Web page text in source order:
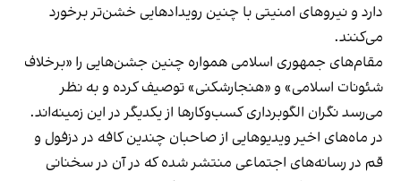
دارد و نیروهای امنیتی با چنین رویدادهایی خشن‌تر برخورد
می‌کنند.
مقام‌های جمهوری اسلامی همواره چنین جشن‌هایی را «برخلاف
شئونات اسلامی» و «هنجارشکنی» توصیف کرده و به نظر
می‌رسد نگران الگوبرداری کسب‌وکارها از یکدیگر در این زمینه‌اند.
در ماه‌های اخیر ویدیوهایی از صاحبان چندین کافه در دزفول و
قم در رسانه‌های اجتماعی منتشر شده که در آن در سخنانی